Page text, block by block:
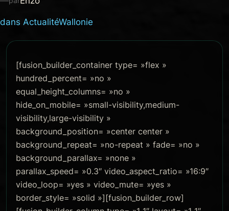
dans ActualitéWallonie
[fusion_builder_container type= »flex »
hundred_percent= »no »
equal_height_columns= »no »
hide_on_mobile= »small-visibility,medium-
visibility,large-visibility »
background_position= »center center »
background_repeat= »no-repeat » fade= »no »
background_parallax= »none »
parallax_speed= »0.3″ video_aspect_ratio= »16:9″
video_loop= »yes » video_mute= »yes »
border_style= »solid »][fusion_builder_row]